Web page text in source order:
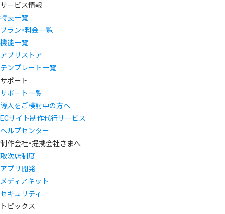
サービス情報
特長一覧
プラン・料金一覧
機能一覧
アプリストア
テンプレート一覧
サポート
サポート一覧
導入をご検討中の方へ
ECサイト制作代行サービス
ヘルプセンター
制作会社・提携会社さまへ
取次店制度
アプリ開発
メディアキット
セキュリティ
トピックス